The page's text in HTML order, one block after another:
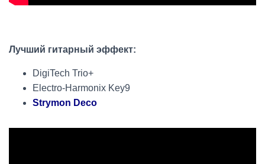
Лучший гитарный эффект:
DigiTech Trio+
Electro-Harmonix Key9
Strymon Deco